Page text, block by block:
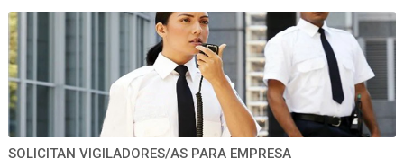
SOLICITAN VIGILADORES/AS PARA EMPRESA